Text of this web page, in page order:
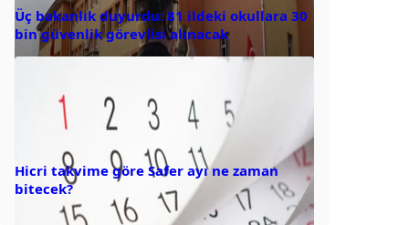
Üç bakanlık duyurdu: 81 ildeki okullara 30
bin güvenlik görevlisi alınacak
Hicri takvime göre Safer ayı ne zaman
bitecek?